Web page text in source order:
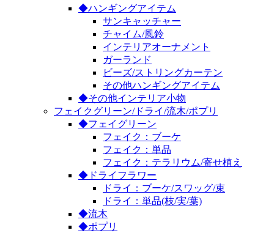
◆ハンギングアイテム
サンキャッチャー
チャイム/風鈴
インテリアオーナメント
ガーランド
ビーズ/ストリングカーテン
その他ハンギングアイテム
◆その他インテリア小物
フェイクグリーン/ドライ/流木/ポプリ
◆フェイグリーン
フェイク：ブーケ
フェイク：単品
フェイク：テラリウム/寄せ植え
◆ドライフラワー
ドライ：ブーケ/スワッグ/束
ドライ：単品(枝/実/葉)
◆流木
◆ポプリ